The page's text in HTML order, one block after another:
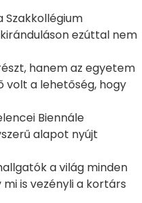
Szakkollégium
ezúttal nem
hanem az egyetem
volt a lehetőség, hogy
Biennále
alapot nyújt
a világ minden
is vezényli a kortárs